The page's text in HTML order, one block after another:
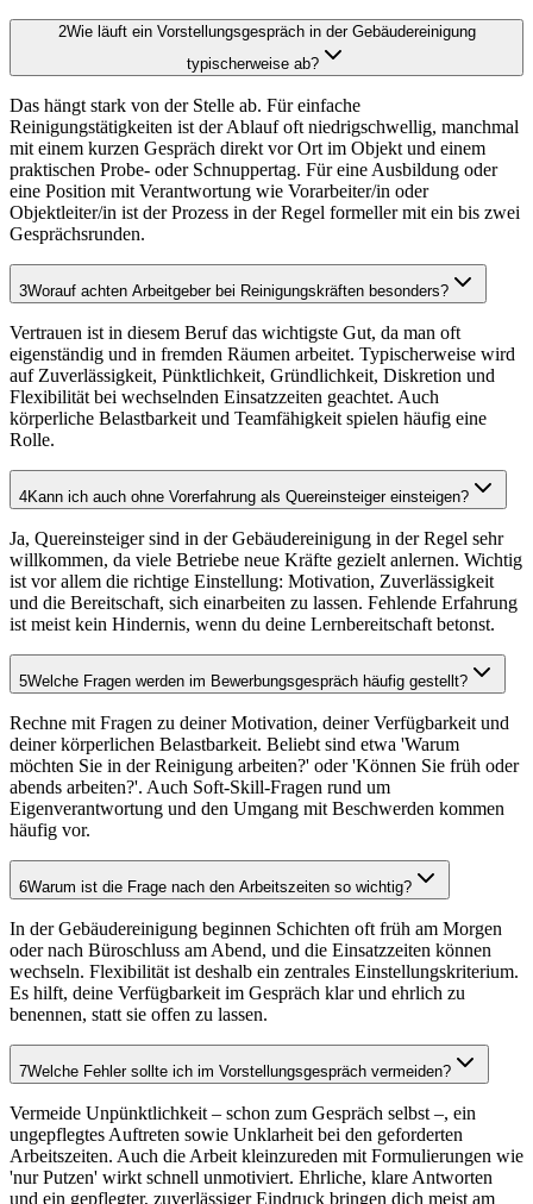
2Wie läuft ein Vorstellungsgespräch in der Gebäudereinigung
typischerweise ab?
Das hängt stark von der Stelle ab. Für einfache
Reinigungstätigkeiten ist der Ablauf oft niedrigschwellig, manchmal
mit einem kurzen Gespräch direkt vor Ort im Objekt und einem
praktischen Probe- oder Schnuppertag. Für eine Ausbildung oder
eine Position mit Verantwortung wie Vorarbeiter/in oder
Objektleiter/in ist der Prozess in der Regel formeller mit ein bis zwei
Gesprächsrunden.
3Worauf achten Arbeitgeber bei Reinigungskräften besonders?
Vertrauen ist in diesem Beruf das wichtigste Gut, da man oft
eigenständig und in fremden Räumen arbeitet. Typischerweise wird
auf Zuverlässigkeit, Pünktlichkeit, Gründlichkeit, Diskretion und
Flexibilität bei wechselnden Einsatzzeiten geachtet. Auch
körperliche Belastbarkeit und Teamfähigkeit spielen häufig eine
Rolle.
4Kann ich auch ohne Vorerfahrung als Quereinsteiger einsteigen?
Ja, Quereinsteiger sind in der Gebäudereinigung in der Regel sehr
willkommen, da viele Betriebe neue Kräfte gezielt anlernen. Wichtig
ist vor allem die richtige Einstellung: Motivation, Zuverlässigkeit
und die Bereitschaft, sich einarbeiten zu lassen. Fehlende Erfahrung
ist meist kein Hindernis, wenn du deine Lernbereitschaft betonst.
5Welche Fragen werden im Bewerbungsgespräch häufig gestellt?
Rechne mit Fragen zu deiner Motivation, deiner Verfügbarkeit und
deiner körperlichen Belastbarkeit. Beliebt sind etwa 'Warum
möchten Sie in der Reinigung arbeiten?' oder 'Können Sie früh oder
abends arbeiten?'. Auch Soft-Skill-Fragen rund um
Eigenverantwortung und den Umgang mit Beschwerden kommen
häufig vor.
6Warum ist die Frage nach den Arbeitszeiten so wichtig?
In der Gebäudereinigung beginnen Schichten oft früh am Morgen
oder nach Büroschluss am Abend, und die Einsatzzeiten können
wechseln. Flexibilität ist deshalb ein zentrales Einstellungskriterium.
Es hilft, deine Verfügbarkeit im Gespräch klar und ehrlich zu
benennen, statt sie offen zu lassen.
7Welche Fehler sollte ich im Vorstellungsgespräch vermeiden?
Vermeide Unpünktlichkeit – schon zum Gespräch selbst –, ein
ungepflegtes Auftreten sowie Unklarheit bei den geforderten
Arbeitszeiten. Auch die Arbeit kleinzureden mit Formulierungen wie
'nur Putzen' wirkt schnell unmotiviert. Ehrliche, klare Antworten
und ein gepflegter, zuverlässiger Eindruck bringen dich meist am